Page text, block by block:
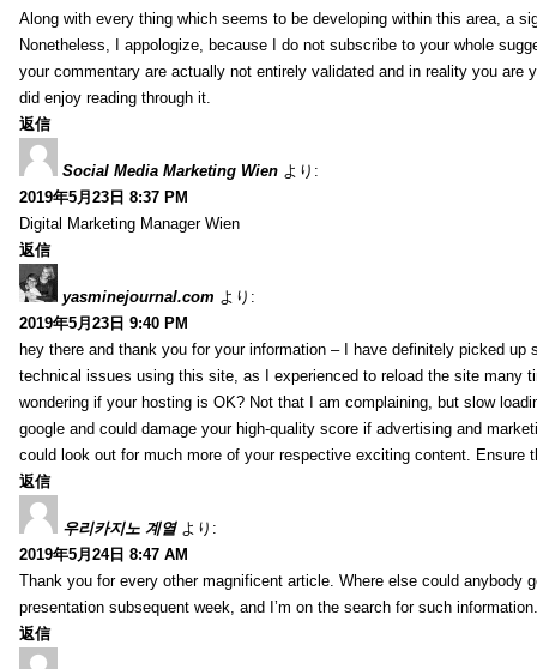
Along with every thing which seems to be developing within this area, a
Nonetheless, I appologize, because I do not subscribe to your whole
your commentary are actually not entirely validated and in reality you
did enjoy reading through it.
返信
Social Media Marketing Wien より:
2019年5月23日 8:37 PM
Digital Marketing Manager Wien
返信
yasminejournal.com より:
2019年5月23日 9:40 PM
hey there and thank you for your information – I have definitely picked
technical issues using this site, as I experienced to reload the site many
wondering if your hosting is OK? Not that I am complaining, but slow
google and could damage your high-quality score if advertising and
could look out for much more of your respective exciting content. Ensure
返信
우리카지노 계열 より:
2019年5月24日 8:47 AM
Thank you for every other magnificent article. Where else could
presentation subsequent week, and I’m on the search for such information.
返信